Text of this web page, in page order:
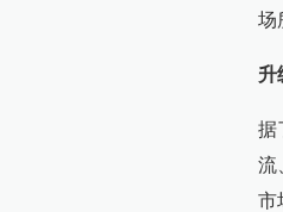
场
升
据
流
市